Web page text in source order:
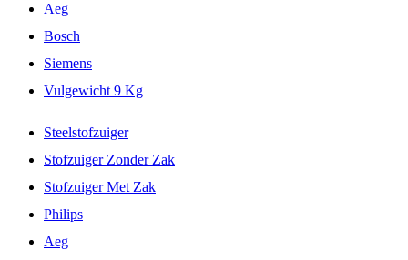
Aeg
Bosch
Siemens
Vulgewicht 9 Kg
Steelstofzuiger
Stofzuiger Zonder Zak
Stofzuiger Met Zak
Philips
Aeg